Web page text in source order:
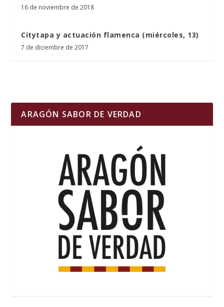
16 de noviembre de 2018
Citytapa y actuación flamenca (miércoles, 13)
7 de diciembre de 2017
ARAGÓN SABOR DE VERDAD